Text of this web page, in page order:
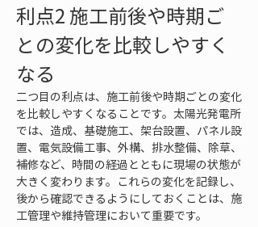
利点2 施工前後や時期ご
との変化を比較しやすく
なる
二つ目の利点は、施工前後や時期ごとの変化
を比較しやすくなることです。太陽光発電所
では、造成、基礎施工、架台設置、パネル設
置、電気設備工事、外構、排水整備、除草、
補修など、時間の経過とともに現場の状態が
大きく変わります。これらの変化を記録し、
後から確認できるようにしておくことは、施
工管理や維持管理において重要です。